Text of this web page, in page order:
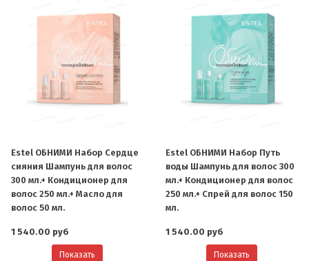
Estel ОБНИМИ Набор Сердце
сияния Шампунь для волос
300 мл.+ Кондиционер для
волос 250 мл.+ Масло для
волос 50 мл.
1 540.00 руб
Показать
Estel ОБНИМИ Набор Путь
воды Шампунь для волос 300
мл.+ Кондиционер для волос
250 мл.+ Спрей для волос 150
мл.
1 540.00 руб
Показать